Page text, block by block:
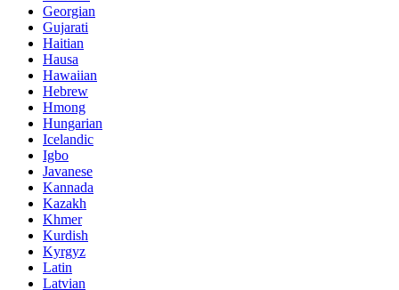
Georgian
Gujarati
Haitian
Hausa
Hawaiian
Hebrew
Hmong
Hungarian
Icelandic
Igbo
Javanese
Kannada
Kazakh
Khmer
Kurdish
Kyrgyz
Latin
Latvian